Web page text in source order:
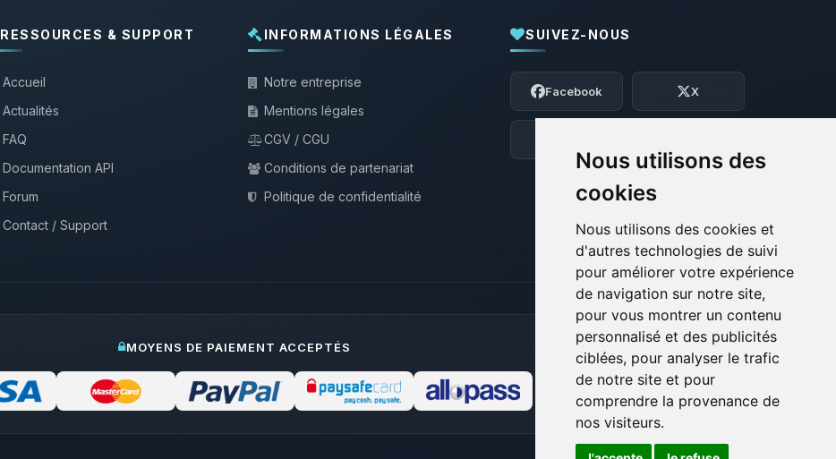
Nous utilisons des
cookies
Nous utilisons des cookies et
d'autres technologies de suivi
pour améliorer votre expérience
de navigation sur notre site,
pour vous montrer un contenu
personnalisé et des publicités
ciblées, pour analyser le trafic
de notre site et pour
comprendre la provenance de
nos visiteurs.
RESSOURCES & SUPPORT
Accueil
Actualités
FAQ
Documentation API
Forum
Contact / Support
INFORMATIONS LÉGALES
Notre entreprise
Mentions légales
CGV / CGU
Conditions de partenariat
Politique de confidentialité
SUIVEZ-NOUS
Facebook X
MOYENS DE PAIEMENT ACCEPTÉS
Youpi, enfin quelqu’un pour me parler !
Moi c’est Choupy, ton petit assistant
BoxToPlay. Dis-moi ce dont tu as besoin
et je vais remuer mes petits circuits
07/08/2026 à 18:46